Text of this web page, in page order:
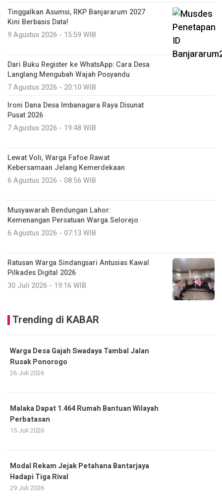
Tinggalkan Asumsi, RKP Banjararum 2027
Kini Berbasis Data!
9 Agustus 2026 - 15:59 WIB
Dari Buku Register ke WhatsApp: Cara Desa
Langlang Mengubah Wajah Posyandu
7 Agustus 2026 - 20:10 WIB
Ironi Dana Desa Imbanagara Raya Disunat
Pusat 2026
7 Agustus 2026 - 19:48 WIB
Lewat Voli, Warga Fafoe Rawat
Kebersamaan Jelang Kemerdekaan
6 Agustus 2026 - 08:56 WIB
Musyawarah Bendungan Lahor:
Kemenangan Persatuan Warga Selorejo
6 Agustus 2026 - 07:13 WIB
Ratusan Warga Sindangsari Antusias Kawal
Pilkades Digital 2026
30 Juli 2026 - 19:16 WIB
Trending di KABAR
Warga Desa Gajah Swadaya Tambal Jalan
Rusak Ponorogo
26 Juli 2026
Malaka Dapat 1.464 Rumah Bantuan Wilayah
Perbatasan
15 Juli 2026
Modal Rekam Jejak Petahana Bantarjaya
Hadapi Tiga Rival
29 Juli 2026